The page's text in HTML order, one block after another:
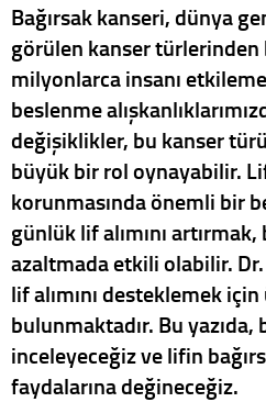
Bağırsak kanseri, dünya
görülen kanser türlerinden
milyonlarca insanı
beslenme
değişiklikler, bu kanser
büyük bir rol oynayabilir.
korunmasında önemli bir
günlük lif alımını
azaltmada etkili olabilir.
lif alımını desteklemek
bulunmaktadır. Bu yazıda,
inceleyeceğiz ve lifin
faydalarına değineceğiz.